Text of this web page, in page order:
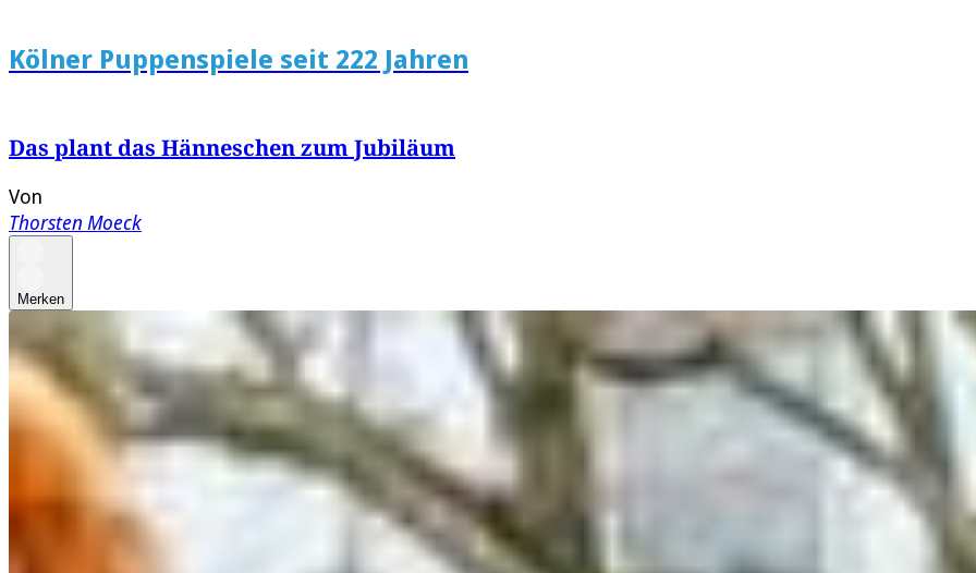
Kölner Puppenspiele seit 222 Jahren
Das plant das Hänneschen zum Jubiläum
Von
Thorsten Moeck
Merken